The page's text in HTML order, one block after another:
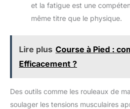
et la fatigue est une
même titre que le physique.
Lire plus Course à Pied :
Efficacement ?
Des outils comme les rouleaux de
soulager les tensions musculaires